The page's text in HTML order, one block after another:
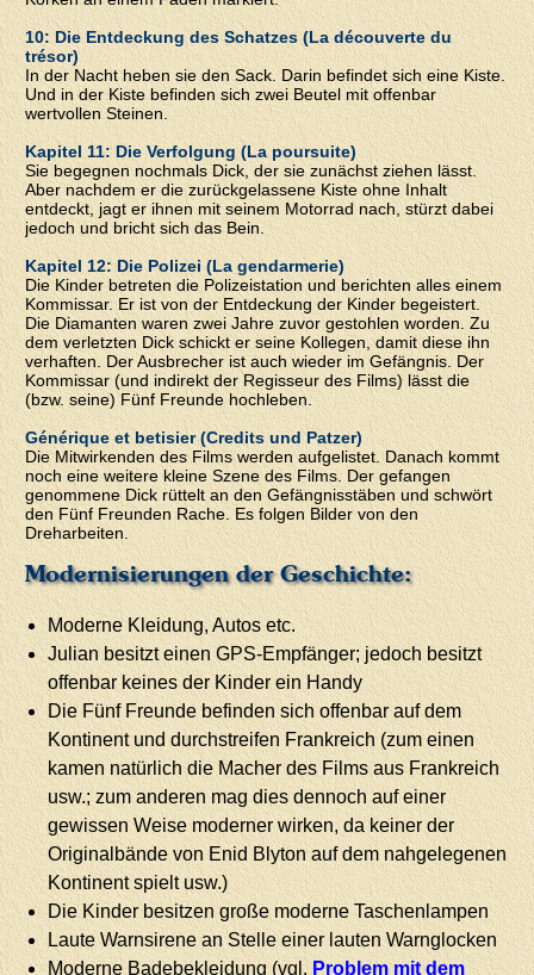
10: Die Entdeckung des Schatzes (La découverte du
trésor)
In der Nacht heben sie den Sack. Darin befindet sich eine Kiste.
Und in der Kiste befinden sich zwei Beutel mit offenbar
wertvollen Steinen.
Kapitel 11: Die Verfolgung (La poursuite)
Sie begegnen nochmals Dick, der sie zunächst ziehen lässt.
Aber nachdem er die zurückgelassene Kiste ohne Inhalt
entdeckt, jagt er ihnen mit seinem Motorrad nach, stürzt dabei
jedoch und bricht sich das Bein.
Kapitel 12: Die Polizei (La gendarmerie)
Die Kinder betreten die Polizeistation und berichten alles einem
Kommissar. Er ist von der Entdeckung der Kinder begeistert.
Die Diamanten waren zwei Jahre zuvor gestohlen worden. Zu
dem verletzten Dick schickt er seine Kollegen, damit diese ihn
verhaften. Der Ausbrecher ist auch wieder im Gefängnis. Der
Kommissar (und indirekt der Regisseur des Films) lässt die
(bzw. seine) Fünf Freunde hochleben.
Générique et betisier (Credits und Patzer)
Die Mitwirkenden des Films werden aufgelistet. Danach kommt
noch eine weitere kleine Szene des Films. Der gefangen
genommene Dick rüttelt an den Gefängnisstäben und schwört
den Fünf Freunden Rache. Es folgen Bilder von den
Dreharbeiten.
Modernisierungen der Geschichte:
Moderne Kleidung, Autos etc.
Julian besitzt einen GPS-Empfänger; jedoch besitzt
offenbar keines der Kinder ein Handy
Die Fünf Freunde befinden sich offenbar auf dem
Kontinent und durchstreifen Frankreich (zum einen
kamen natürlich die Macher des Films aus Frankreich
usw.; zum anderen mag dies dennoch auf einer
gewissen Weise moderner wirken, da keiner der
Originalbände von Enid Blyton auf dem nahgelegenen
Kontinent spielt usw.)
Die Kinder besitzen große moderne Taschenlampen
Laute Warnsirene an Stelle einer lauten Warnglocken
Moderne Badebekleidung (vgl.Problem mit dem